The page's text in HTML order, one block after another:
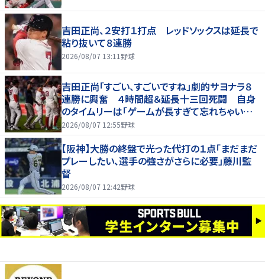
吉田正尚、２安打１打点 レッドソックスは延長で
粘り抜いて８連勝
2026/08/07 13:11 野球
吉田正尚「すごい、すごいですね」劇的サヨナラ８
連勝に興奮 ４時間超＆延長十三回死闘 自身
のタイムリーは「ゲームが長すぎて忘れちゃいまし
た」
2026/08/07 12:55野球
【阪神】大勝の終盤で光った代打の１点「まだまだ
プレーしたい、選手の強さがさらに必要」藤川監
督
2026/08/07 12:42野球